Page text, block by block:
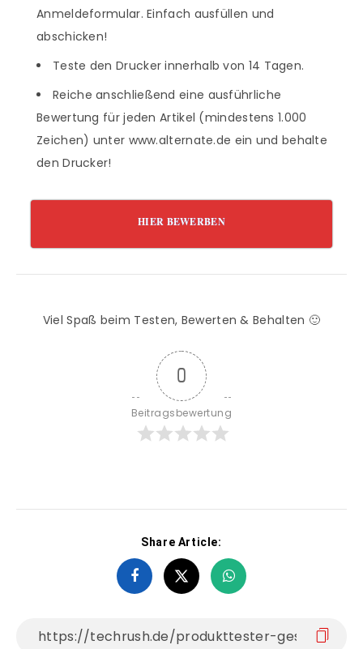
Anmeldeformular. Einfach ausfüllen und
abschicken!
Teste den Drucker innerhalb von 14 Tagen.
Reiche anschließend eine ausführliche
Bewertung für jeden Artikel (mindestens 1.000
Zeichen) unter www.alternate.de ein und behalte
den Drucker!
HIER BEWERBEN
Viel Spaß beim Testen, Bewerten & Behalten 🙂
0
Beitragsbewertung
Share Article: